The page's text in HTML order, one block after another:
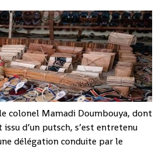
colonel Mamadi Doumbouya, dont
d’un putsch, s’est entretenu
délégation conduite par le